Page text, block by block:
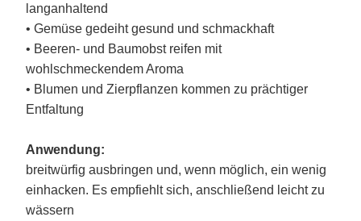
langanhaltend
• Gemüse gedeiht gesund und schmackhaft
• Beeren- und Baumobst reifen mit
wohlschmeckendem Aroma
• Blumen und Zierpflanzen kommen zu prächtiger
Entfaltung
Anwendung:
breitwürfig ausbringen und, wenn möglich, ein wenig
einhacken. Es empfiehlt sich, anschließend leicht zu
wässern